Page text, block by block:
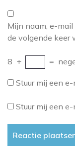
Mijn naam, e-
de volgende keer
8 + =
Stuur mij een
Stuur mij een